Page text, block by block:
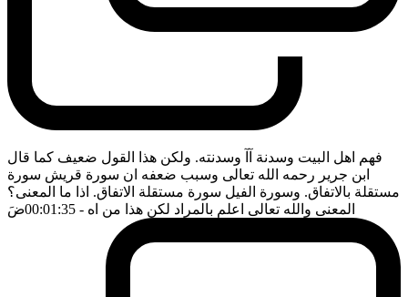
فهم اهل البيت وسدنة آآ وسدنته. ولكن هذا القول ضعيف كما قال
ابن جرير رحمه الله تعالى وسبب ضعفه ان سورة قريش سورة
مستقلة بالاتفاق. وسورة الفيل سورة مستقلة الاتفاق. اذا ما المعنى؟
المعنى والله تعالى اعلم بالمراد لكن هذا من اه - 00:01:35 ضَ